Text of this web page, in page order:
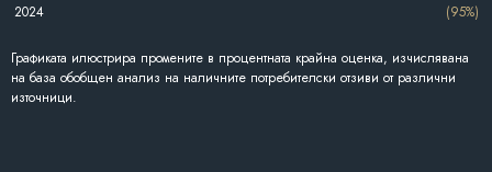
2024 (95%)
Графиката илюстрира промените в процентната крайна оценка, изчислявана
на база обобщен анализ на наличните потребителски отзиви от различни
източници.